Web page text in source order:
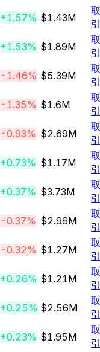
+1.57% $1.43M
取
引
+1.53% $1.89M
取
引
-1.46% $5.39M
取
引
-1.35% $1.6M
取
引
-0.93% $2.69M
取
引
+0.73% $1.17M
取
引
+0.37% $3.73M
取
引
-0.37% $2.96M
取
引
-0.32% $1.27M
取
引
+0.26% $1.21M
取
引
+0.25% $2.56M
取
引
+0.23% $1.95M
取
引